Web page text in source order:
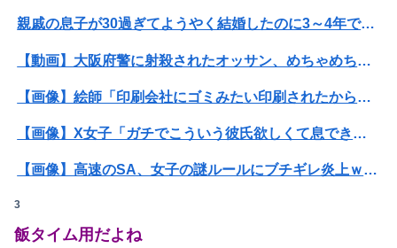
親戚の息子が30過ぎてようやく結婚したのに3～4年で離婚。相手の女性の言い分がモラハラだったらしい
【動画】大阪府警に射殺されたオッサン、めちゃめちゃ苦しそうに死ぬ
【画像】絵師「印刷会社にゴミみたい印刷されたから晒すわ」→お前がクレーマーだと大炎上
【画像】X女子「ガチでこういう彼氏欲しくて息できん」 2000万バズ
【画像】高速のSA、女子の謎ルールにブチギレ炎上ｗｗｗｗｗｗｗｗｗｗｗｗｗ
3
飯タイム用だよね